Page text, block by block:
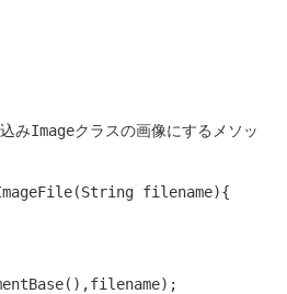
みImageクラスの画像にするメソッ
filename){